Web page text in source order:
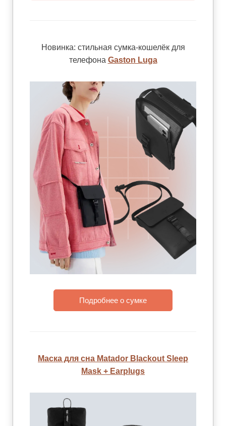
Новинка: стильная сумка-кошелёк для
телефона Gaston Luga
Подробнее о сумке
Маска для сна Matador Blackout Sleep
Mask + Earplugs